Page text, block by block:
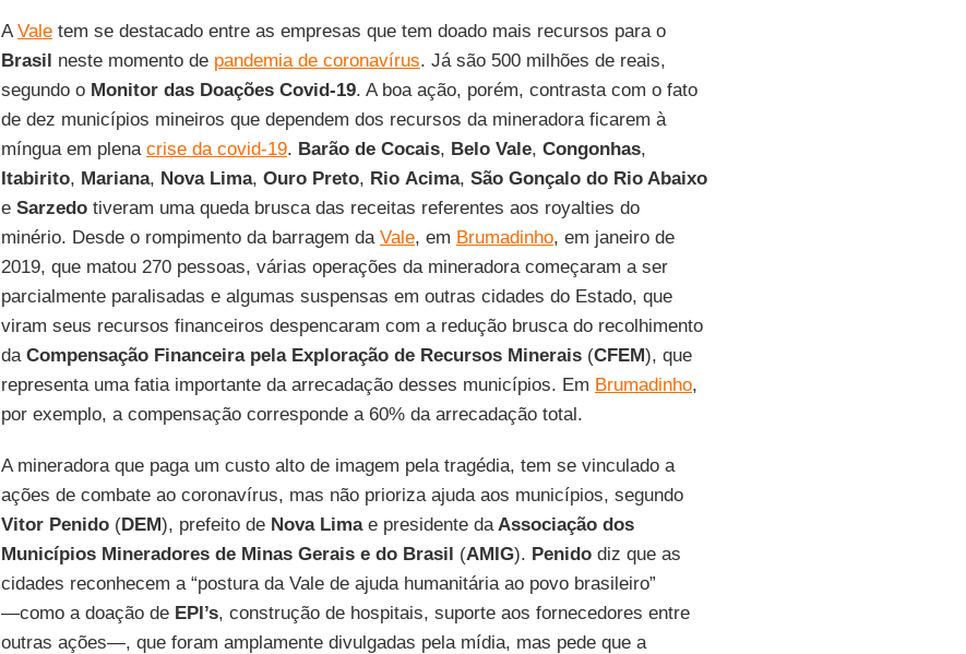
AValetem se destacado entre as empresas que tem doado mais recursos para o
Brasil neste momento de pandemia de coronavírus. Já são 500 milhões de reais,
segundo o Monitor das Doações Covid-19. A boa ação, porém, contrasta com o fato
de dez municípios mineiros que dependem dos recursos da mineradora ficarem à
míngua em plena crise da covid-19. Barão de Cocais, Belo Vale, Congonhas,
Itabirito, Mariana, Nova Lima, Ouro Preto, Rio Acima, São Gonçalo do Rio Abaixo
e Sarzedotiveram uma queda brusca das receitas referentes aos royalties do
minério. Desde o rompimento da barragem da Vale, em Brumadinho, em janeiro de
2019, que matou 270 pessoas, várias operações da mineradora começaram a ser
parcialmente paralisadas e algumas suspensas em outras cidades do Estado, que
viram seus recursos financeiros despencaram com a redução brusca do recolhimento
da Compensação Financeira pela Exploração de Recursos Minerais(CFEM), que
representa uma fatia importante da arrecadação desses municípios. Em Brumadinho,
por exemplo, a compensação corresponde a 60% da arrecadação total.
A mineradora que paga um custo alto de imagem pela tragédia, tem se vinculado a
ações de combate ao coronavírus, mas não prioriza ajuda aos municípios, segundo
Vitor Penido(DEM), prefeito de Nova Limae presidente daAssociação dos
Municípios Mineradores de Minas Gerais e do Brasil (AMIG). Penidodiz que as
cidades reconhecem a “postura da Vale de ajuda humanitária ao povo brasileiro”
―como a doação de EPI’s, construção de hospitais, suporte aos fornecedores entre
outras ações―, que foram amplamente divulgadas pela mídia, mas pede que a